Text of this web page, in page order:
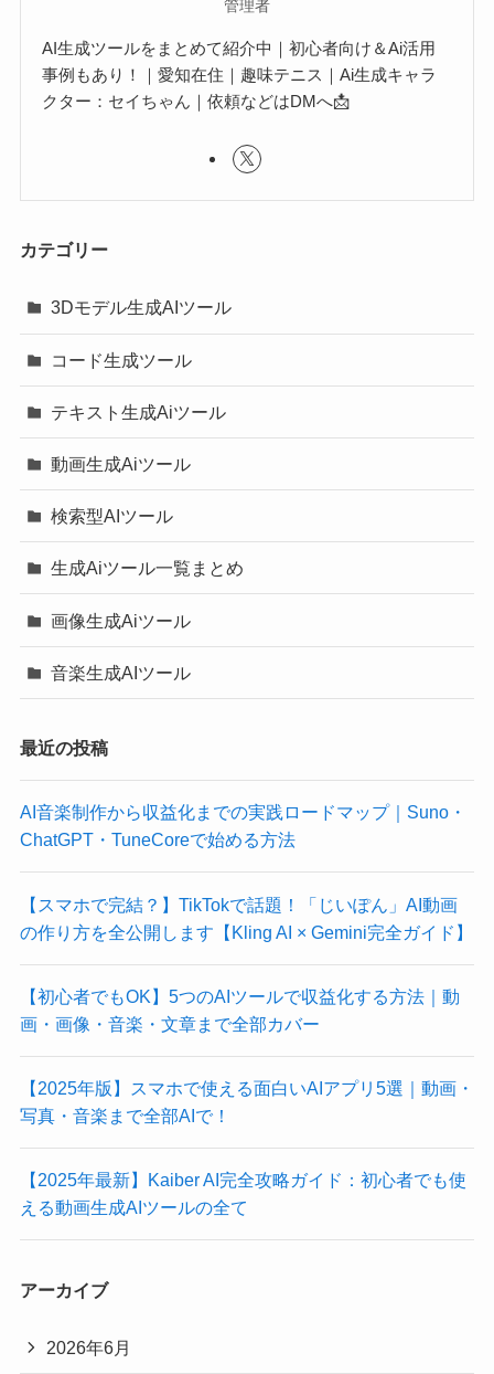
管理者
AI生成ツールをまとめて紹介中｜初心者向け＆Ai活用
事例もあり！｜愛知在住｜趣味テニス｜Ai生成キャラ
クター：セイちゃん｜依頼などはDMへ📩
カテゴリー
3Dモデル生成AIツール
コード生成ツール
テキスト生成Aiツール
動画生成Aiツール
検索型AIツール
生成Aiツール一覧まとめ
画像生成Aiツール
音楽生成AIツール
最近の投稿
AI音楽制作から収益化までの実践ロードマップ｜Suno・
ChatGPT・TuneCoreで始める方法
【スマホで完結？】TikTokで話題！「じいぽん」AI動画
の作り方を全公開します【Kling AI × Gemini完全ガイド】
【初心者でもOK】5つのAIツールで収益化する方法｜動
画・画像・音楽・文章まで全部カバー
【2025年版】スマホで使える面白いAIアプリ5選｜動画・
写真・音楽まで全部AIで！
【2025年最新】Kaiber AI完全攻略ガイド：初心者でも使
える動画生成AIツールの全て
アーカイブ
2026年6月